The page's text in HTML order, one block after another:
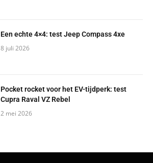
Een echte 4×4: test Jeep Compass 4xe
8 juli 2026
Pocket rocket voor het EV-tijdperk: test
Cupra Raval VZ Rebel
2 mei 2026